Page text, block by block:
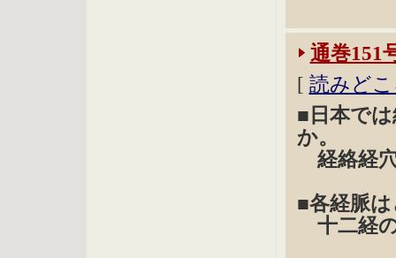
通巻151
[ 読みど
■日本で
か。
経絡経
■各経脈
十二経